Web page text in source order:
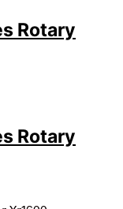
Rotary
Rotary